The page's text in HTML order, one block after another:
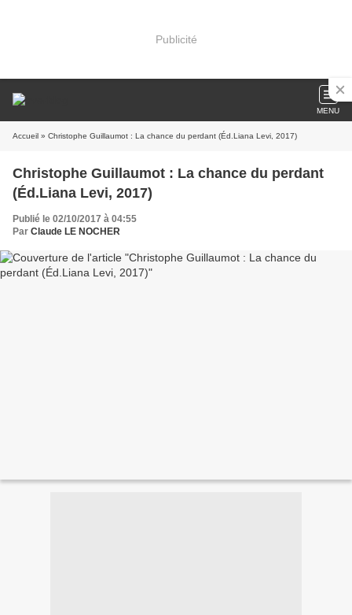
Publicité
MENU
Accueil » Christophe Guillaumot : La chance du perdant (Éd.Liana Levi, 2017)
Christophe Guillaumot : La chance du perdant
(Éd.Liana Levi, 2017)
Publié le 02/10/2017 à 04:55
Par Claude LE NOCHER